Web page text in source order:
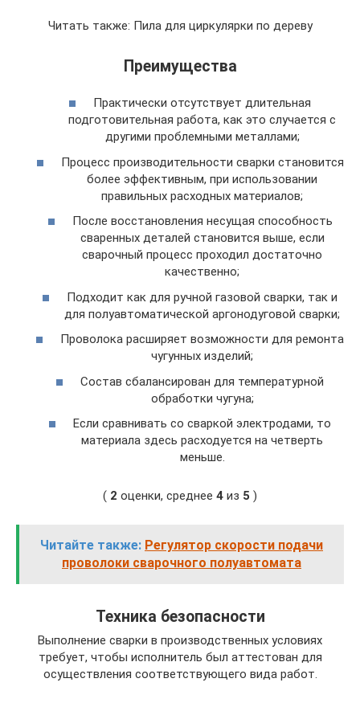
Читать также: Пила для циркулярки по дереву
Преимущества
Практически отсутствует длительная
подготовительная работа, как это случается с
другими проблемными металлами;
Процесс производительности сварки становится
более эффективным, при использовании
правильных расходных материалов;
После восстановления несущая способность
сваренных деталей становится выше, если
сварочный процесс проходил достаточно
качественно;
Подходит как для ручной газовой сварки, так и
для полуавтоматической аргонодуговой сварки;
Проволока расширяет возможности для ремонта
чугунных изделий;
Состав сбалансирован для температурной
обработки чугуна;
Если сравнивать со сваркой электродами, то
материала здесь расходуется на четверть
меньше.
( 2 оценки, среднее 4 из 5 )
Читайте также: Регулятор скорости подачи
проволоки сварочного полуавтомата
Техника безопасности
Выполнение сварки в производственных условиях
требует, чтобы исполнитель был аттестован для
осуществления соответствующего вида работ.